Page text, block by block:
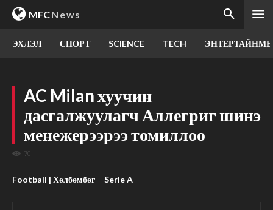
MFCNews
ЭХЛЭЛ СПОРТ SCIENCE TECH
AC Milan хуучин
дасгалжуулагч Аллегриг шинэ
менежерээрээ томиллоо
70
Football | Хөлбөмбөг Serie A